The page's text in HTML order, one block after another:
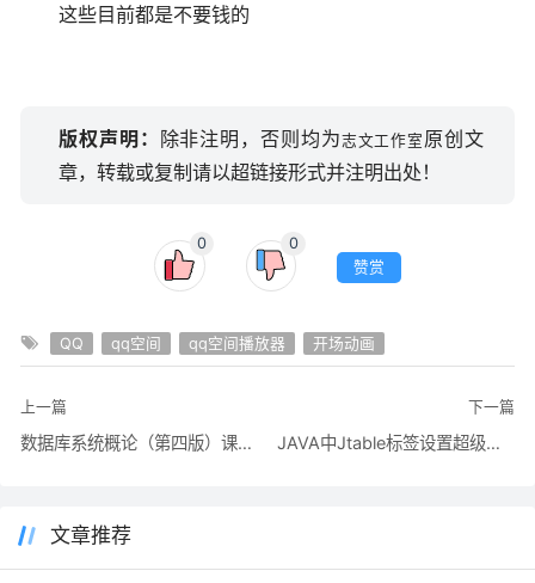
这些目前都是不要钱的
版权声明： 除非注明，否则均为志文工作室 原创文
章，转载或复制请以超链接形式并注明出处！
0
0
赞赏
QQ qq空间 qq空间播放器 开场动画
上一篇
数据库系统概论（第四版）课后习题答案（王珊 萨师煊）
下一篇
JAVA中Jtable标签设置超级链接：基于Java Swing的超链接标签和超链接按钮的实现
文章推荐